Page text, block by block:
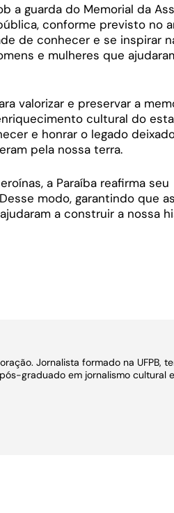
a guarda do Memorial da
conforme previsto no
de conhecer e se inspirar
e mulheres que
valorizar e preservar a
cultural do
e honrar o legado
pela nossa terra.
a Paraíba reafirma seu
modo, garantindo que
a construir a nossa
Jornalista formado na UFPB,
graduado em jornalismo cultural